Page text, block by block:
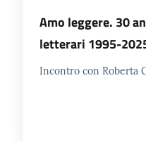
Amo leggere. 30
letterari 1995-
Incontro con Roberta